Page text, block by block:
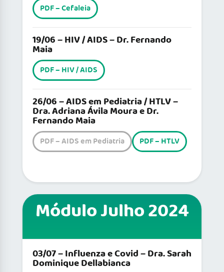
PDF – Cefaleia
19/06 – HIV / AIDS – Dr. Fernando
Maia
PDF – HIV / AIDS
26/06 – AIDS em Pediatria / HTLV –
Dra. Adriana Ávila Moura e Dr.
Fernando Maia
PDF – AIDS em Pediatria PDF – HTLV
Módulo Julho 2024
03/07 – Influenza e Covid – Dra. Sarah
Dominique Dellabianca